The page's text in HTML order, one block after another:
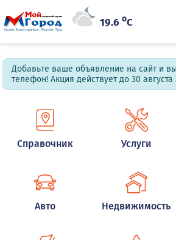
19.6oC
Добавьте ваше объявление на сайт и
телефон! Акция действует до 30 августа
Справочник Услуги
Авто Недвижимость